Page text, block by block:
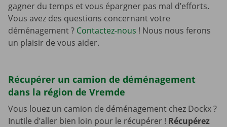
gagner du temps et vous épargner pas mal d’efforts.
Vous avez des questions concernant votre
déménagement ? Contactez-nous ! Nous nous ferons
un plaisir de vous aider.
Récupérer un camion de déménagement
dans la région de Vremde
Vous louez un camion de déménagement chez Dockx ?
Inutile d’aller bien loin pour le récupérer ! Récupérez